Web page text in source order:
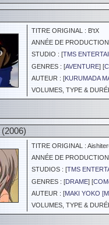
TITRE ORIGINAL : B'tX
ANNÉE DE
STUDIO : [TMS
GENRES : [AVENTURE] [
AUTEUR : [KURUMADA
VOLUMES, TYPE &
(2006)
TITRE ORIGINAL :
ANNÉE DE
STUDIOS : [TMS
GENRES : [DRAME] [
AUTEUR : [MAKI YOKO
VOLUMES, TYPE &